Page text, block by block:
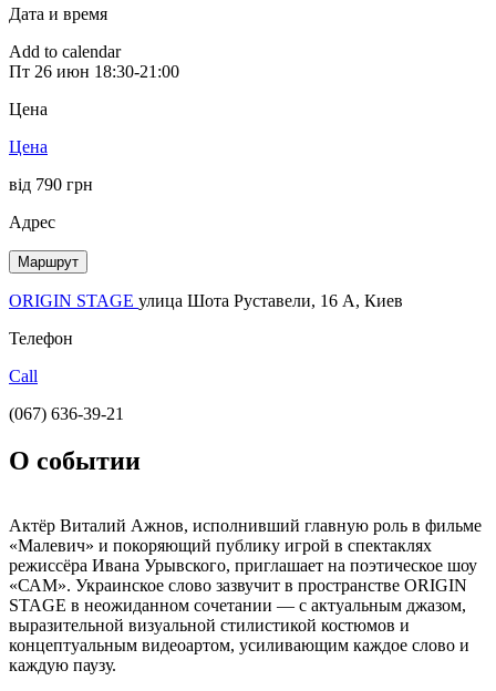
Дата и время
Add to calendar
Пт 26 июн 18:30-21:00
Цена
Цена
від 790 грн
Адрес
Маршрут
ORIGIN STAGE улица Шота Руставели, 16 A, Киев
Телефон
Call
(067) 636-39-21
О событии
Актёр Виталий Ажнов, исполнивший главную роль в фильме
«Малевич» и покоряющий публику игрой в спектаклях
режиссёра Ивана Урывского, приглашает на поэтическое шоу
«САМ». Украинское слово зазвучит в пространстве ORIGIN
STAGE в неожиданном сочетании — с актуальным джазом,
выразительной визуальной стилистикой костюмов и
концептуальным видеоартом, усиливающим каждое слово и
каждую паузу.